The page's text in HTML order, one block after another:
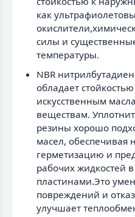
как
силы и
температуры.
NBR
обладает
искусственным
веществам.
резины хорошо
масел, обеспечивая
герметизацию и
рабочих жидкостей
пластинами.Это
повреждений и
улучшает